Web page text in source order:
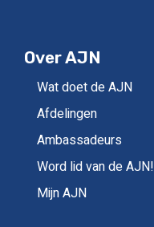
Over AJN
Wat doet de AJN
Afdelingen
Ambassadeurs
Word lid van de AJN!
Mijn AJN